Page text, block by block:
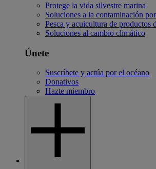
Protege la vida silvestre marina
Soluciones a la contaminación
Pesca y acuicultura de productos
Soluciones al cambio climático
Únete
Suscríbete y actúa por el océano
Donativos
Hazte miembro